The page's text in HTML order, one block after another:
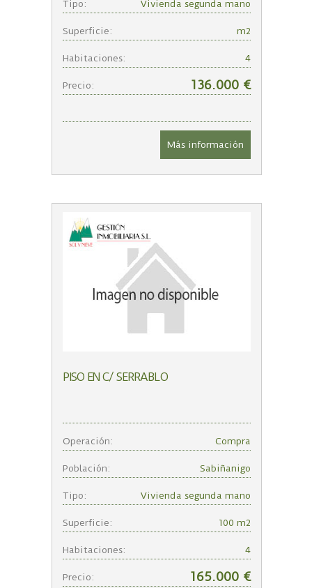
Tipo: Vivienda segunda mano
Superficie: m2
Habitaciones: 4
Precio: 136.000 €
Más información
PISO EN C/ SERRABLO
Operación: Compra
Población: Sabiñanigo
Tipo: Vivienda segunda mano
Superficie: 100 m2
Habitaciones: 4
Precio: 165.000 €